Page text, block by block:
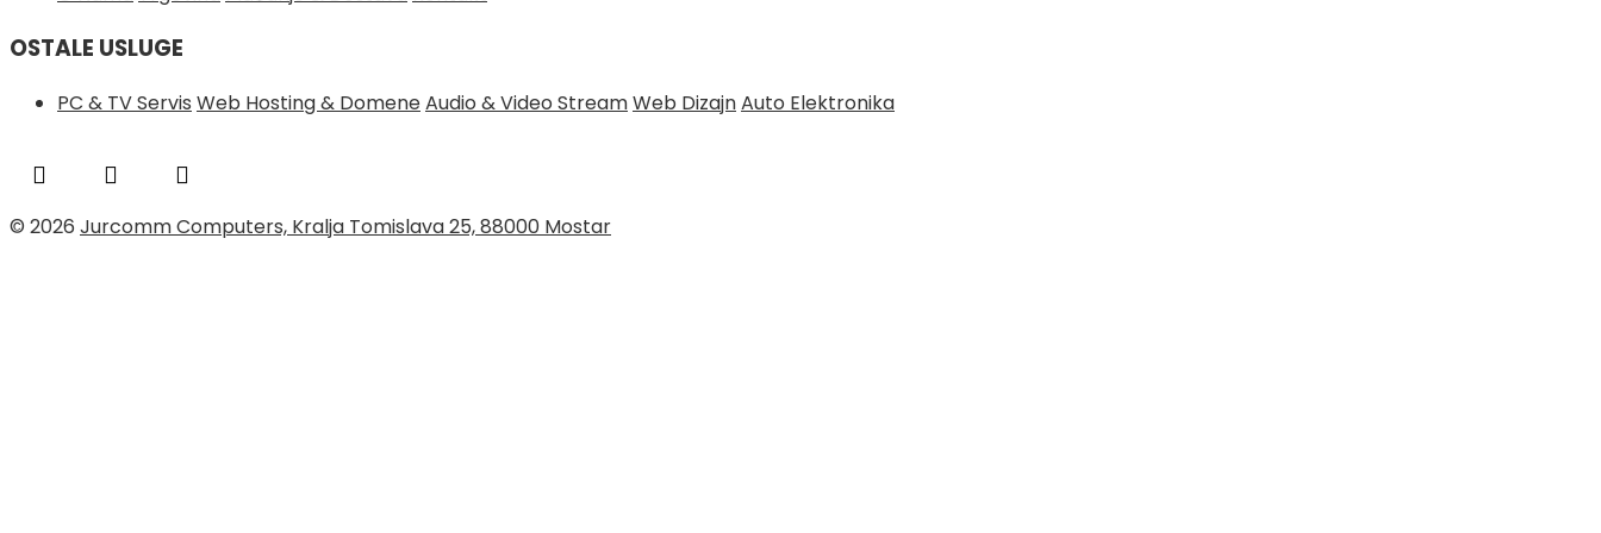
OSTALE USLUGE
PC & TV Servis Web Hosting & DomeneAudio & Video StreamWeb DizajnAuto Elektronika
© 2026 Jurcomm Computers, Kralja Tomislava 25, 88000 Mostar